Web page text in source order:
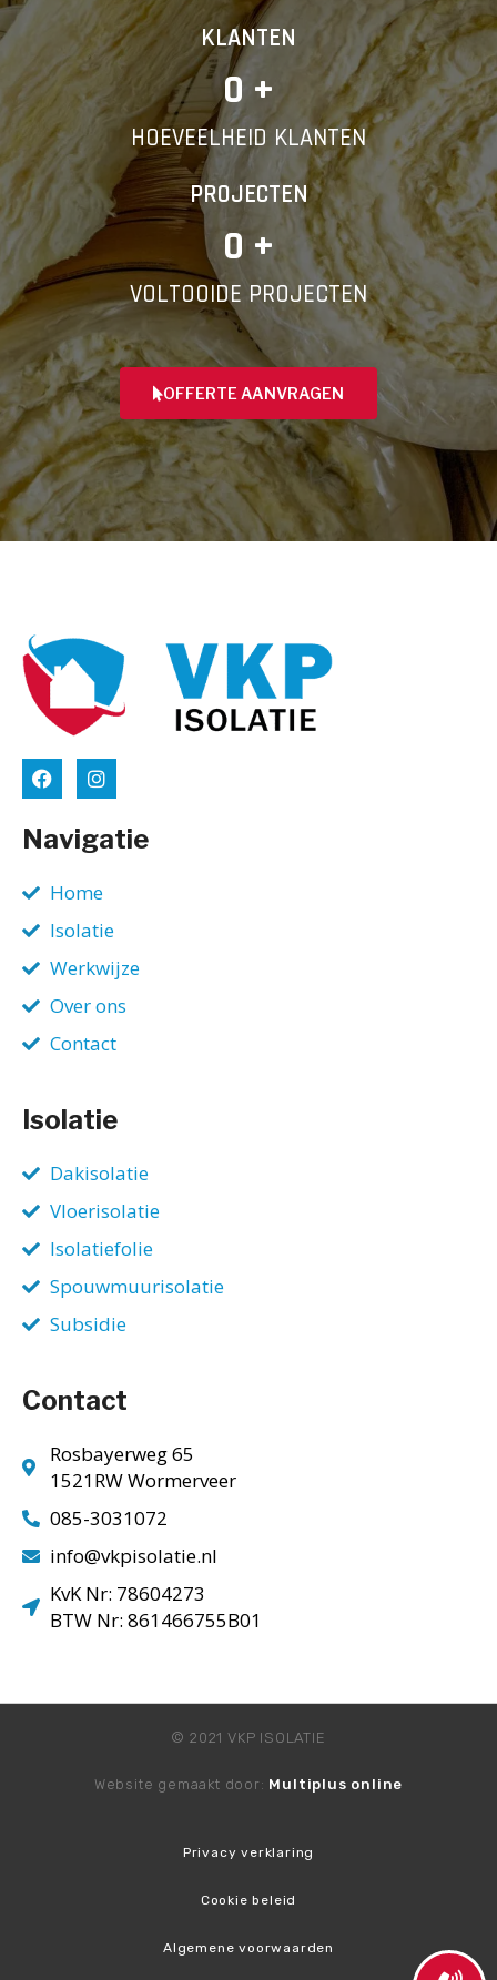
KLANTEN
0 +
HOEVEELHEID KLANTEN
PROJECTEN
0 +
VOLTOOIDE PROJECTEN
OFFERTE AANVRAGEN
Navigatie
Home
Isolatie
Werkwijze
Over ons
Contact
Isolatie
Dakisolatie
Vloerisolatie
Isolatiefolie
Spouwmuurisolatie
Subsidie
Contact
Rosbayerweg 65
1521RW Wormerveer
085-3031072
info@vkpisolatie.nl
KvK Nr: 78604273
BTW Nr: 861466755B01
© 2021 VKP ISOLATIE
Website gemaakt door: Multiplus online
Privacy verklaring
Cookie beleid
Algemene voorwaarden